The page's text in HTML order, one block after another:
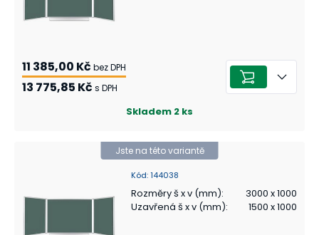
11 385,00 Kč bez DPH
13 775,85 Kč s DPH
Skladem 2 ks
Kód:144038
Jste na této variantě
Rozměry š x v (mm):
3000 x 1000
Uzavřená š x v (mm): 1500 x 1000